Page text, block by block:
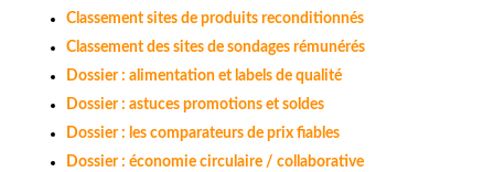
Classement sites de produits reconditionnés
Classement des sites de sondages rémunérés
Dossier : alimentation et labels de qualité
Dossier : astuces promotions et soldes
Dossier : les comparateurs de prix fiables
Dossier : économie circulaire / collaborative